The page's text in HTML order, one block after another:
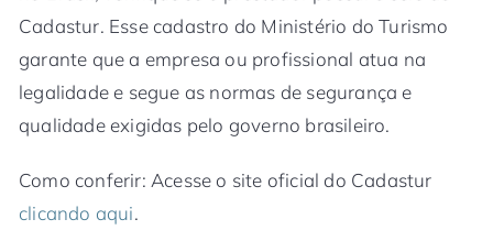
Cadastur. Esse cadastro do Ministério do Turismo
garante que a empresa ou profissional atua na
legalidade e segue as normas de segurança e
qualidade exigidas pelo governo brasileiro.
Como conferir: Acesse o site oficial do Cadastur
clicando aqui.